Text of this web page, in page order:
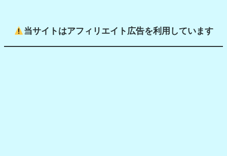
当サイトはアフィリエイト広告を利用しています